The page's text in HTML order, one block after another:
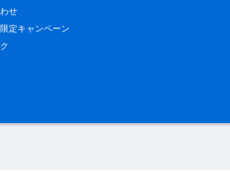
せ
定キャンペーン